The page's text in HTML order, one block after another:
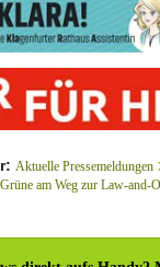
Aktuelle Pressemeldungen
am Weg zur Law-and-